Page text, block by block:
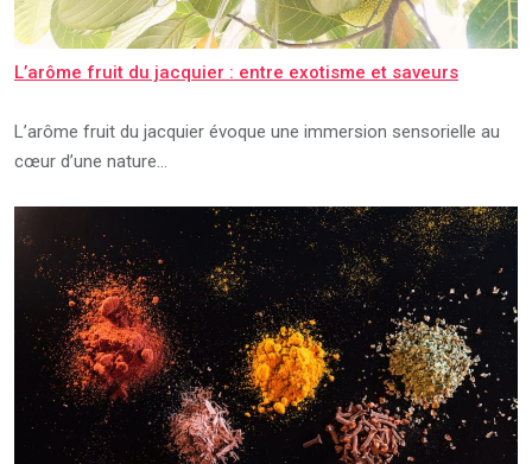
L’arôme fruit du jacquier : entre exotisme et saveurs
L’arôme fruit du jacquier évoque une immersion sensorielle au
cœur d’une nature…